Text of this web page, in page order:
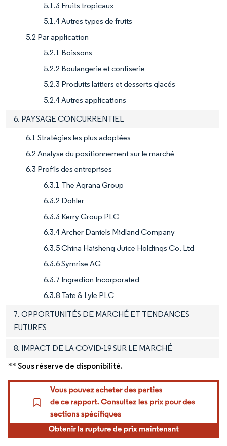
5.1.3 Fruits tropicaux
5.1.4 Autres types de fruits
5.2 Par application
5.2.1 Boissons
5.2.2 Boulangerie et confiserie
5.2.3 Produits laitiers et desserts glacés
5.2.4 Autres applications
6. PAYSAGE CONCURRENTIEL
6.1 Stratégies les plus adoptées
6.2 Analyse du positionnement sur le marché
6.3 Profils des entreprises
6.3.1 The Agrana Group
6.3.2 Dohler
6.3.3 Kerry Group PLC
6.3.4 Archer Daniels Midland Company
6.3.5 China Haisheng Juice Holdings Co. Ltd
6.3.6 Symrise AG
6.3.7 Ingredion Incorporated
6.3.8 Tate & Lyle PLC
7. OPPORTUNITÉS DE MARCHÉ ET TENDANCES
FUTURES
8. IMPACT DE LA COVID-19 SUR LE MARCHÉ
** Sous réserve de disponibilité.